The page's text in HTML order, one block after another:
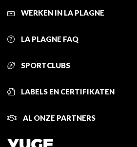
WERKEN IN LA PLAGNE
LA PLAGNE FAQ
SPORTCLUBS
LABELS EN CERTIFIKATEN
AL ONZE PARTNERS